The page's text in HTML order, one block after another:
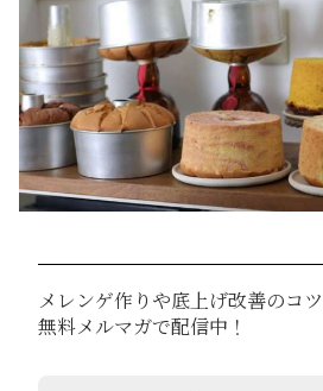
メレンゲ作りや底上げ改善のコ
無料メルマガで配信中！